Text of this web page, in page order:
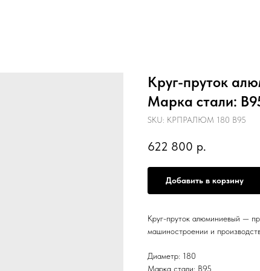
Круг-пруток
Марка стали:
SKU: КРПРАЛЮМ 180 В95
622 800 р.
Добавить в корзину
Круг-пруток алюминиевый —
машиностроении и
Диаметр: 180
Марка стали: В95